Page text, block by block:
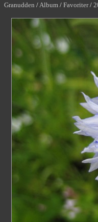
Granudden /Album / Favoriter /